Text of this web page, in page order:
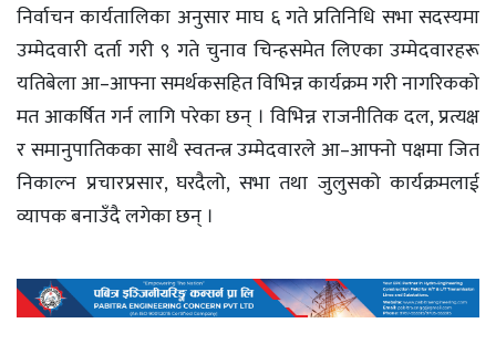
निर्वाचन कार्यतालिका अनुसार माघ ६ गते प्रतिनिधि सभा सदस्यमा
उम्मेदवारी दर्ता गरी ९ गते चुनाव चिन्हसमेत लिएका उम्मेदवारहरू
यतिबेला आ–आफ्ना समर्थकसहित विभिन्न कार्यक्रम गरी नागरिकको
मत आकर्षित गर्न लागि परेका छन् । विभिन्न राजनीतिक दल, प्रत्यक्ष
र समानुपातिकका साथै स्वतन्त्र उम्मेदवारले आ–आफ्नो पक्षमा जित
निकाल्न प्रचारप्रसार, घरदैलो, सभा तथा जुलुसको कार्यक्रमलाई
व्यापक बनाउँदै लगेका छन् ।